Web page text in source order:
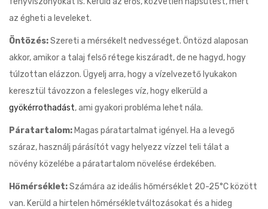
az égheti a leveleket.
Öntözés:Szereti a mérsékelt nedvességet. Öntözd alaposan
akkor, amikor a talaj felső rétege kiszáradt, de ne hagyd, hogy
túlzottan elázzon. Ügyelj arra, hogy a vízelvezető lyukakon
keresztül távozzon a felesleges víz, hogy elkerüld a
gyökérrothadást, ami gyakori probléma lehet nála.
Páratartalom: Magas páratartalmat igényel. Ha a levegő
száraz, használj párásítót vagy helyezz vízzel teli tálat a
növény közelébe a páratartalom növelése érdekében.
Hőmérséklet:Számára az ideális hőmérséklet 20-25°C között
van. Kerüld a hirtelen hőmérsékletváltozásokat és a hideg